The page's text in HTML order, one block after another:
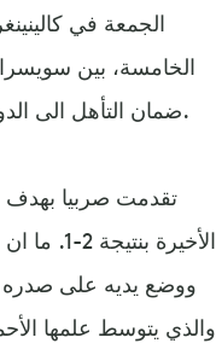
الجمعة في
ضمان التأهل الى الدور ثمن النهائي بعد فوزها في الجولة الأولى أيضا على كوستاريكا 1-صفر.
تقدمت صربيا بهدف
ووضع يديه على صدره
والذي يتوسط علمها